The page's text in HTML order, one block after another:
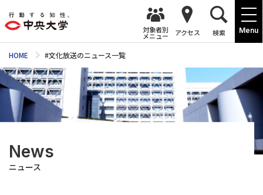
Menu
対象者別
メニュー アクセス 検索
HOME #文化放送のニュース一覧
News
ニュース